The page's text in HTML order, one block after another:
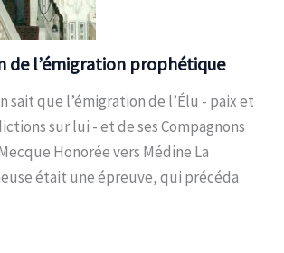
de l’émigration prophétique
sait que l’émigration de l’Élu - paix et
sur lui - et de ses Compagnons
Honorée vers Médine La
était une épreuve, qui précéda